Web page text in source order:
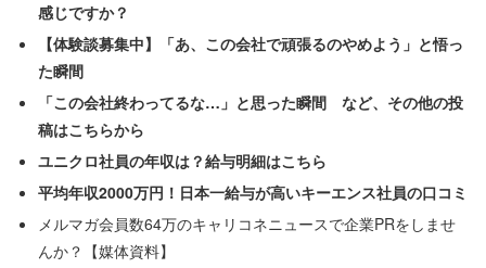
「深夜帯でしたのでタクシーを降りてトイレへ直行するお
客様がいました。使用後は、吐瀉物や匂いが残っていて、
同じトイレを使うのを躊躇するほどの汚さだった。そのた
め水分を取らず、トイレを我慢していた女性。しかし、店
員として汚れているトイレを放置するわけにいかなかっ
た。
感じですか？
【体験談募集中】「あ、この会社で頑張るのやめよう」と悟っ
た瞬間
「この会社終わってるな…」と思った瞬間 など、その他の投
稿はこちらから
ユニクロ社員の年収は？給与明細はこちら
平均年収2000万円！日本一給与が高いキーエンス社員の口コミ
メルマガ会員数64万のキャリコネニュースで企業PRをしませ
んか？【媒体資料】